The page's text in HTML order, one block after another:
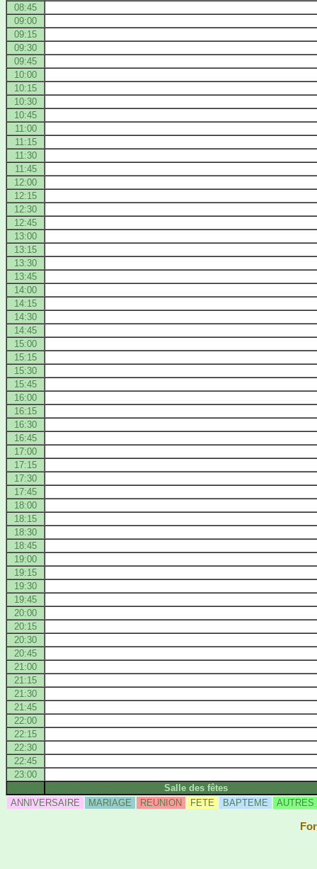
08:45
09:00
09:15
09:30
09:45
10:00
10:15
10:30
10:45
11:00
11:15
11:30
11:45
12:00
12:15
12:30
12:45
13:00
13:15
13:30
13:45
14:00
14:15
14:30
14:45
15:00
15:15
15:30
15:45
16:00
16:15
16:30
16:45
17:00
17:15
17:30
17:45
18:00
18:15
18:30
18:45
19:00
19:15
19:30
19:45
20:00
20:15
20:30
20:45
21:00
21:15
21:30
21:45
22:00
22:15
22:30
22:45
23:00
Salle des fêtes
ANNIVERSAIRE
MARIAGE REUNION FETE BAPTEME AUTRES